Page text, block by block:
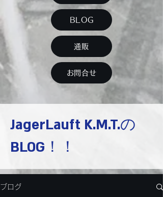
BLOG
通販
お問合せ
JagerLauft K.M.T.の
BLOG！！
ブログ